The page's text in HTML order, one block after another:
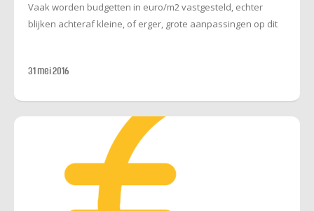
Vaak worden budgetten in euro/m2 vastgesteld, echter
blijken achteraf kleine, of erger, grote aanpassingen op dit
kwaliteitsvermindering leiden. Om dit te voorkomen en de
installatietechniek niet altijd werken.
31 mei 2016